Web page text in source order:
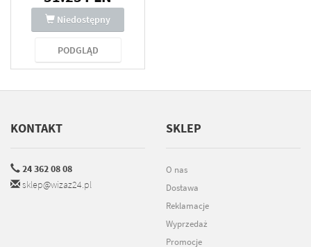
Niedostępny
PODGLĄD
KONTAKT
24 362 08 08
sklep@wizaz24.pl
SKLEP
O nas
Dostawa
Reklamacje
Wyprzedaż
Promocje